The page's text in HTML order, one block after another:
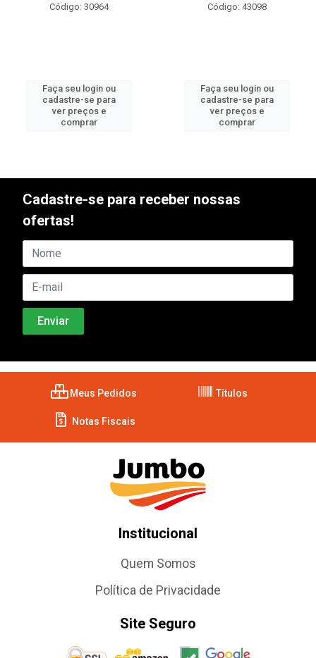
Código: 30964
Faça seu login ou
cadastre-se para
ver preços e
comprar
Código: 43098
Faça seu login ou
cadastre-se para
ver preços e
comprar
Cadastre-se para receber nossas
ofertas!
Meus Pedidos Títulos
Notas Fiscais
Institucional
Quem Somos
Política de Privacidade
Site Seguro